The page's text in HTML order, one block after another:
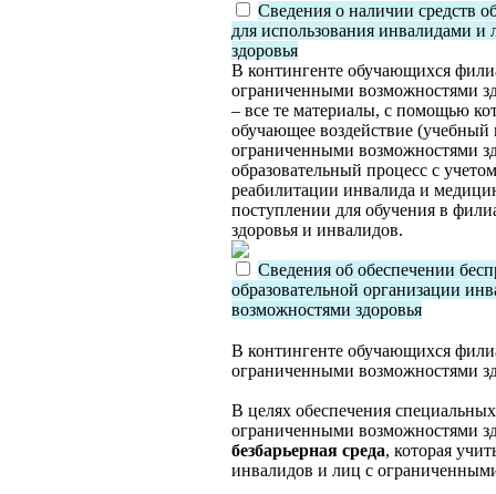
Сведения о наличии средств
для использования инвалидами
здоровья
В контингенте обучающихся
ограниченными возможностями
– все те материалы, с помощью
обучающее воздействие
ограниченными возможностями
образовательный процесс с
реабилитации инвалида и
поступлении для обучения в
здоровья и инвалидов.
Сведения об обеспечении
образовательной организации
возможностями здоровья
В контингенте обучающихся
ограниченными возможностями
В целях обеспечения
ограниченными возможностями
безбарьерная среда, которая
инвалидов и лиц с